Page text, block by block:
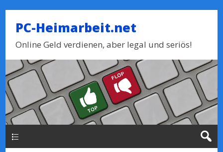
PC-Heimarbeit.net
Online Geld verdienen, aber legal und seriös!